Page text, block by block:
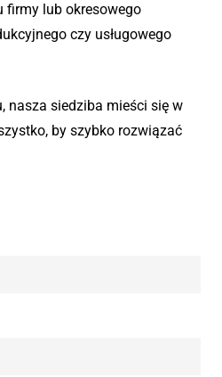
lub okresowego
czy usługowego
nasza siedziba mieści się w
by szybko rozwiązać